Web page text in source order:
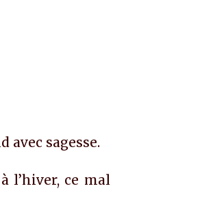
sagesse.
l’hiver, ce mal